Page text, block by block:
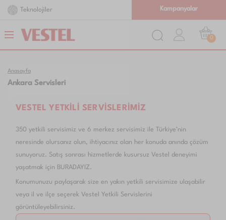
Teknolojiler Kampanyalar
0
Anasayfa
Ankara Servisleri
VESTEL YETKİLİ SERVİSLERİMİZ
350 yetkili servisimiz ve 6 merkez servisimiz ile Türkiye’nin
neresinde olursanız olun, ihtiyacınız olan her konuda anında çözüm
sunuyoruz. Satış sonrası hizmetlerde kusursuz Vestel deneyimi
yaşatmak için BURADAYIZ.
Konumunuzu paylaşarak size en yakın yetkili servisimize ulaşabilir
veya il ve ilçe seçerek Vestel Yetkili Servislerini
görüntüleyebilirsiniz.